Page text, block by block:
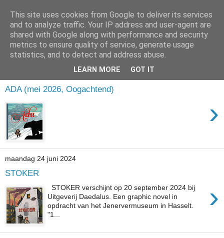
maandag 30 maart 2026
ADA (mei 2026, Oogachtend)
›
maandag 24 juni 2024
STOKER
›
STOKER verschijnt op 20 september 2024 bij
Uitgeverij Daedalus. Een graphic novel in
opdracht van het Jenervermuseum in Hasselt.
"1...
This site uses cookies from Google to deliver its services
and to analyze traffic. Your IP address and user-agent are
shared with Google along with performance and security
metrics to ensure quality of service, generate usage
statistics, and to detect and address abuse.
LEARN MORE GOT IT